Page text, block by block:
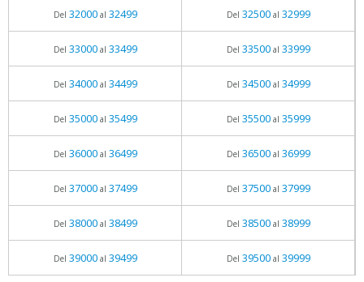
Del 32000al 32499 Del 32500al 32999
Del 33000al 33499 Del 33500al 33999
Del 34000al 34499 Del 34500al 34999
Del 35000al 35499 Del 35500al 35999
Del 36000al 36499 Del 36500al 36999
Del 37000al 37499 Del 37500al 37999
Del 38000al 38499 Del 38500al 38999
Del 39000al 39499 Del 39500al 39999